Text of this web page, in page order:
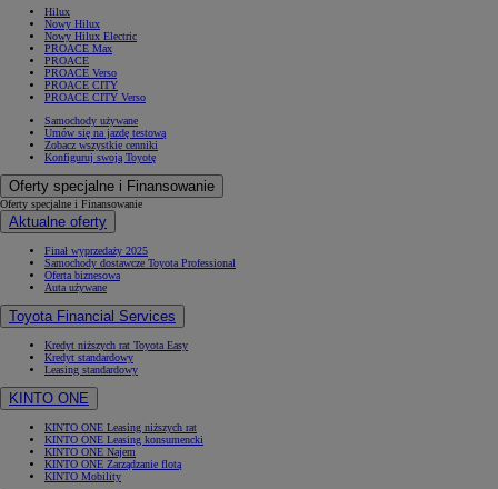
Hilux
Nowy Hilux
Nowy Hilux Electric
PROACE Max
PROACE
PROACE Verso
PROACE CITY
PROACE CITY Verso
Samochody używane
Umów się na jazdę testową
Zobacz wszystkie cenniki
Konfiguruj swoją Toyotę
Oferty specjalne i Finansowanie
Oferty specjalne i Finansowanie
Aktualne oferty
Finał wyprzedaży 2025
Samochody dostawcze Toyota Professional
Oferta biznesowa
Auta używane
Toyota Financial Services
Kredyt niższych rat Toyota Easy
Kredyt standardowy
Leasing standardowy
KINTO ONE
KINTO ONE Leasing niższych rat
KINTO ONE Leasing konsumencki
KINTO ONE Najem
KINTO ONE Zarządzanie flotą
KINTO Mobility